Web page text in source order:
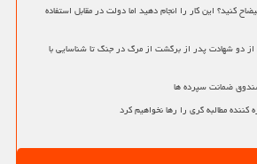
کنید؟ این کار را انجام دهید اما دولت در مقابل استفاده
دو شهادت پدر از برگشت از مرگ در جنگ تا شناسایی با
ضمانت سپرده ها
کننده مطالبه گری را رها نخواهیم کرد